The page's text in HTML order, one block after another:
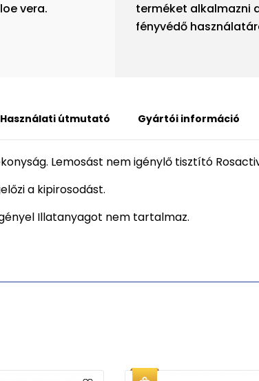
vera.
terméket alkalmazni
fényvédő
Használati útmutató Gyártói információ
Lemosást nem igénylő tisztító
a kipirosodást.
Illatanyagot nem tartalmaz.